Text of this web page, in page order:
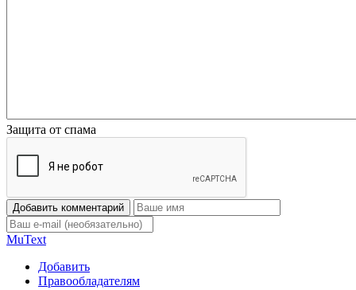
Защита от спама
Добавить комментарий
MuText
Добавить
Правообладателям